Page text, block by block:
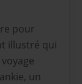
pour
illustré qui
un